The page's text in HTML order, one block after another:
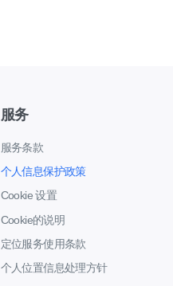
服务
服务条款
个人信息保护政策
Cookie 设置
Cookie的说明
定位服务使用条款
个人位置信息处理方针